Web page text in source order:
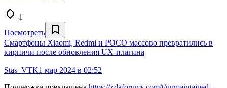
-1
Посмотреть
Смартфоны Xiaomi, Redmi и POCO массово превратились в
кирпичи после обновления UX-плагина
Stas_VTK1 мар 2024 в 02:52